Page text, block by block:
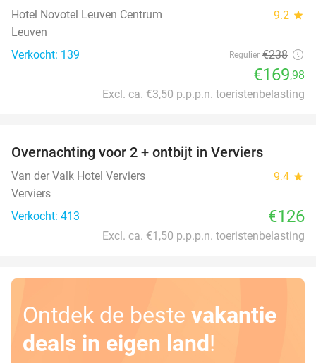
Hotel Novotel Leuven Centrum 9.2 star
Leuven
Verkocht: 139
Regulier €238
€169,98
Excl. ca. €3,50 p.p.p.n. toeristenbelasting
Overnachting voor 2 + ontbijt in Verviers
Van der Valk Hotel Verviers 9.4 star
Verviers
Verkocht: 413
€126
Excl. ca. €1,50 p.p.p.n. toeristenbelasting
Ontdek de beste vakantie
deals in eigen land!